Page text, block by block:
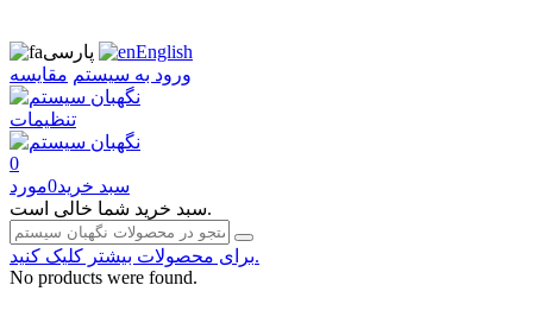
پارسی
English
ورود به سیستم مقایسه
تنظیمات
0
سبد خرید0مورد
سبد خرید شما خالی است.
برای محصولات بیشتر کلیک کنید.
No products were found.